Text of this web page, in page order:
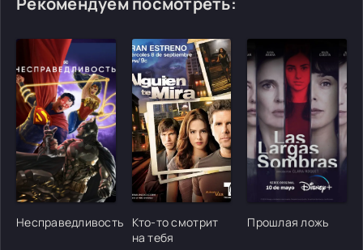
[/xfgiven_cvh_poster_urlcvh_poster_url]
Несправедливость
[/xfgiven_cvh_poster_urlcvh_poster_url]
Кто-то смотрит
на тебя
[/
Прошлая ложь